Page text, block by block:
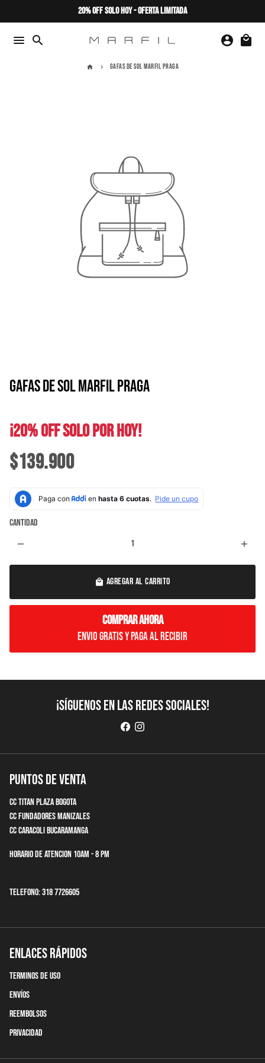
directamente
20% OFF SOLO HOY - OFERTA LIMITADA
menu search account_circle local_mall
home keyboard_arrow_right GAFAS DE SOL MARFIL PRAGA
GAFAS DE SOL MARFIL PRAGA
¡20% OFF SOLO POR HOY!
$139.900
Cantidad
remove add
local_mall AGREGAR AL CARRITO
COMPRAR AHORA
Envio Gratis y paga al recibir
¡Síguenos en las redes sociales!
Puntos de Venta
CC Titan Plaza Bogota
CC Fundadores Manizales
CC Caracoli Bucaramanga
Horario de Atencion 10am - 8 pm
Telefono: 318 7726605
Enlaces Rápidos
terminos de uso
Envíos
Reembolsos
Privacidad